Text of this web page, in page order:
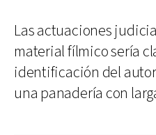
Las actuaciones
material fílmico sería
identificación del
una panadería con